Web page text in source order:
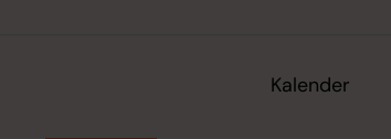
Kalender